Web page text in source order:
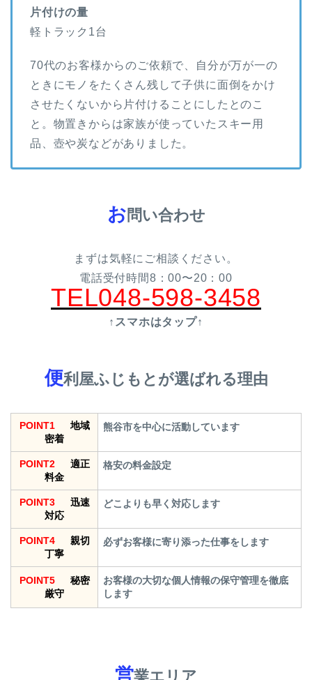
片付けの量
軽トラック1台
70代のお客様からのご依頼で、自分が万が一の
ときにモノをたくさん残して子供に面倒をかけ
させたくないから片付けることにしたとのこ
と。物置きからは家族が使っていたスキー用
品、壺や炭などがありました。
お問い合わせ
まずは気軽にご相談ください。
電話受付時間8：00〜20：00
TEL048-598-3458
↑スマホはタップ↑
便利屋ふじもとが選ばれる理由
POINT1 地域
密着
熊谷市を中心に活動しています
POINT2 適正
料金
格安の料金設定
POINT3 迅速
対応
どこよりも早く対応します
POINT4 親切
丁寧
必ずお客様に寄り添った仕事をします
POINT5 秘密
厳守
お客様の大切な個人情報の保守管理を徹底
します
営業エリア